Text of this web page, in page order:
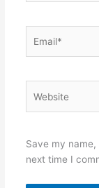
Save my
next time I